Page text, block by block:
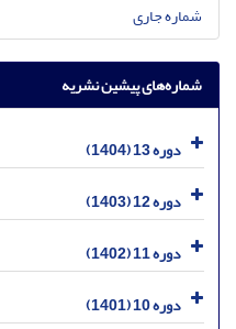
شماره جاری
شماره‌های پیشین نشریه
دوره 13 (1404)
دوره 12 (1403)
دوره 11 (1402)
دوره 10 (1401)